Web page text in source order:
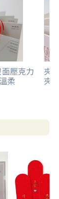
壓克力
柔
夾
夾-